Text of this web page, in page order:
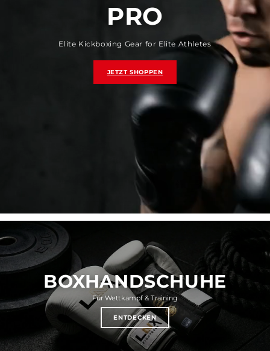
PRO
Elite Kickboxing Gear for Elite Athletes
JETZT SHOPPEN
BOXHANDSCHUHE
Für Wettkampf & Training
ENTDECKEN